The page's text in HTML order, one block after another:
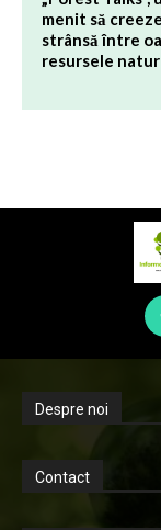
menit să
strânsă între
resursele
Despre noi
Contact